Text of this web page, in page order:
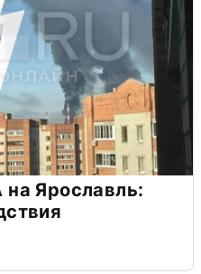
Ярославль: